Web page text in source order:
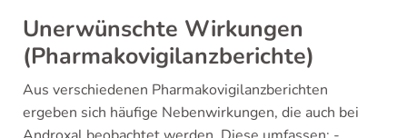
Unerwünschte Wirkungen
(Pharmakovigilanzberichte)
Aus verschiedenen Pharmakovigilanzberichten
ergeben sich häufige Nebenwirkungen, die auch bei